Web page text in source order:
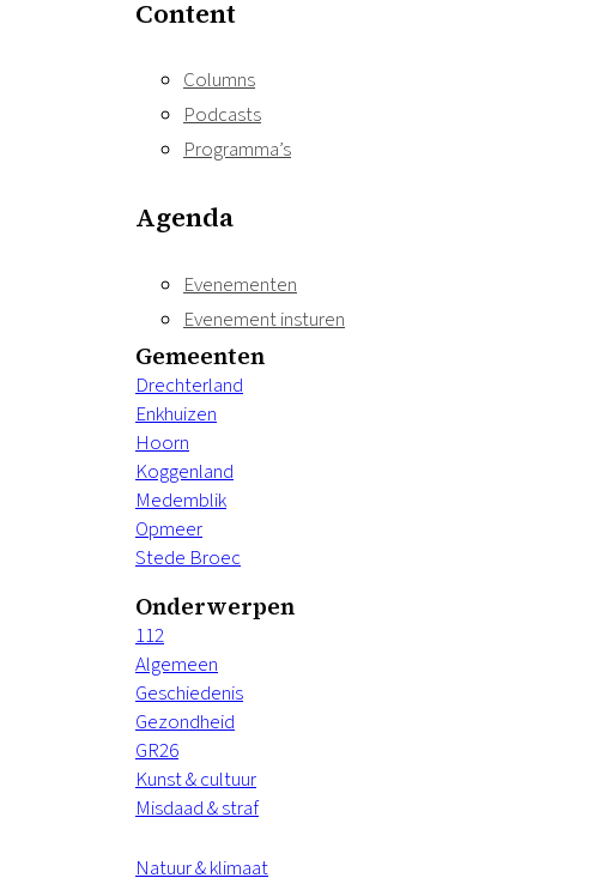
Content
Columns
Podcasts
Programma’s
Agenda
Evenementen
Evenement insturen
Gemeenten
Drechterland
Enkhuizen
Hoorn
Koggenland
Medemblik
Opmeer
Stede Broec
Onderwerpen
112
Algemeen
Geschiedenis
Gezondheid
GR26
Kunst & cultuur
Misdaad & straf
Natuur & klimaat